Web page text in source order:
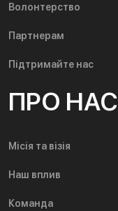
Волонтерство
Партнерам
Підтримайте нас
ПРО НАС
Місія та візія
Наш вплив
Команда